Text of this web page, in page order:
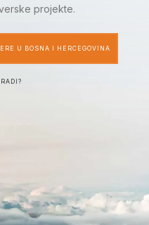
projekte.
U BOSNA I HERCEGOVINA